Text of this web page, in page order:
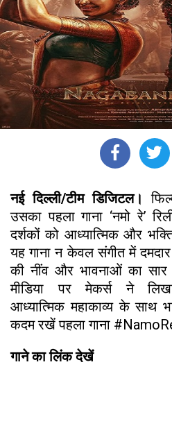
नई दिल्ली/टीम डिजिटल।
उसका पहला गाना ‘नमो रे’
दर्शकों को आध्यात्मिक और
यह गाना न केवल संगीत में
की नींव और भावनाओं का
मीडिया पर मेकर्स ने
आध्यात्मिक महाकाव्य के साथ
कदम रखें पहला गाना
गाने का लिंक देखें